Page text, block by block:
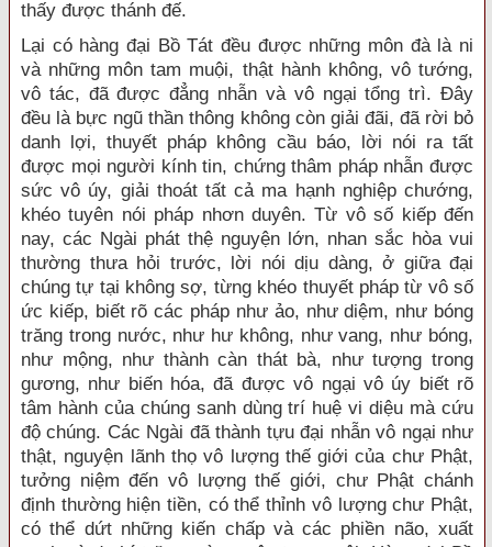
thấy được thánh đế.
Lại có hàng đại Bồ Tát đều được những môn đà là ni
và những môn tam muội, thật hành không, vô tướng,
vô tác, đã được đẳng nhẫn và vô ngại tổng trì. Đây
đều là bực ngũ thần thông không còn giải đãi, đã rời bỏ
danh lợi, thuyết pháp không cầu báo, lời nói ra tất
được mọi người kính tin, chứng thâm pháp nhẫn được
sức vô úy, giải thoát tất cả ma hạnh nghiệp chướng,
khéo tuyên nói pháp nhơn duyên. Từ vô số kiếp đến
nay, các Ngài phát thệ nguyện lớn, nhan sắc hòa vui
thường thưa hỏi trước, lời nói dịu dàng, ở giữa đại
chúng tự tại không sợ, từng khéo thuyết pháp từ vô số
ức kiếp, biết rõ các pháp như ảo, như diệm, như bóng
trăng trong nước, như hư không, như vang, như bóng,
như mộng, như thành càn thát bà, như tượng trong
gương, như biến hóa, đã được vô ngại vô úy biết rõ
tâm hành của chúng sanh dùng trí huệ vi diệu mà cứu
độ chúng. Các Ngài đã thành tựu đại nhẫn vô ngại như
thật, nguyện lãnh thọ vô lượng thế giới của chư Phật,
tưởng niệm đến vô lượng thế giới, chư Phật chánh
định thường hiện tiền, có thể thỉnh vô lượng chư Phật,
có thể dứt những kiến chấp và các phiền não, xuất